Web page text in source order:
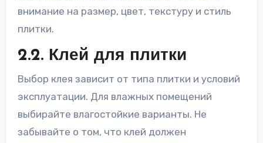
внимание на размер, цвет, текстуру и стиль
плитки.
2.2. Клей для плитки
Выбор клея зависит от типа плитки и условий
эксплуатации. Для влажных помещений
выбирайте влагостойкие варианты. Не
забывайте о том, что клей должен